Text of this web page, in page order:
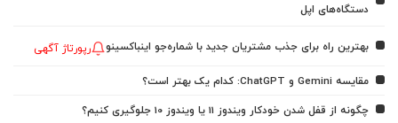
دستگاه‌های اپل
بهترین راه برای جذب مشتریان جدید با شماره‌جو اینباکسینو رپورتاژ آگهی
مقایسه Gemini و ChatGPT: کدام یک بهتر است؟
چگونه از قفل شدن خودکار ویندوز 11 یا ویندوز 10 جلوگیری کنیم؟